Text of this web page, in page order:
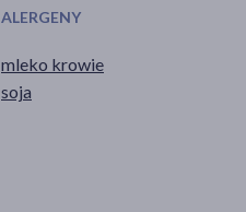
ALERGENY
mleko krowie
soja